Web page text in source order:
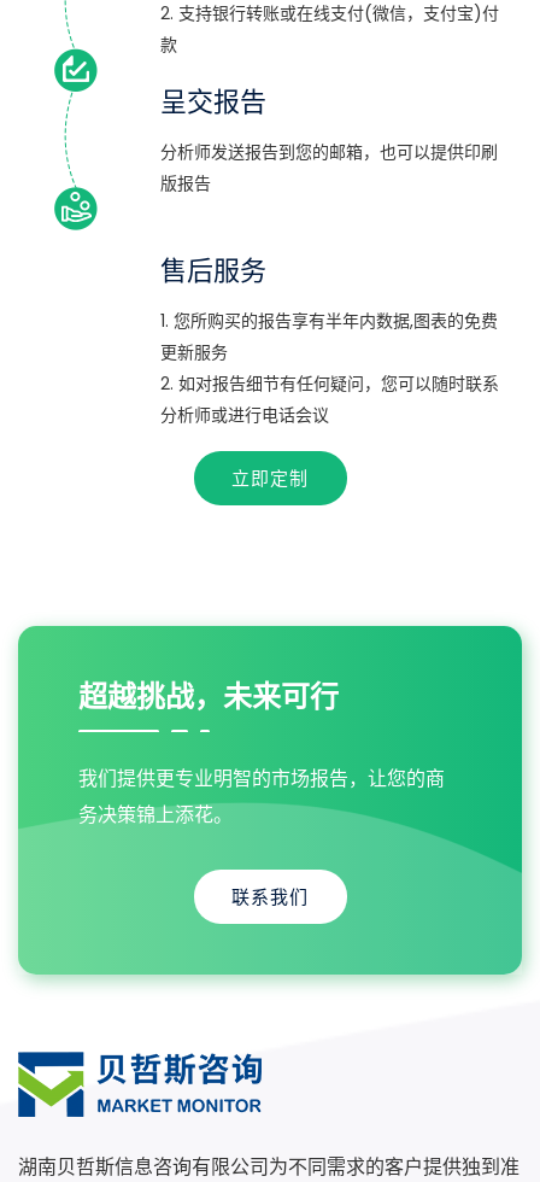
2. 支持银行转账或在线支付(微信，支付宝)付
款
呈交报告
分析师发送报告到您的邮箱，也可以提供印刷
版报告
售后服务
1. 您所购买的报告享有半年内数据,图表的免费
更新服务
2. 如对报告细节有任何疑问，您可以随时联系
分析师或进行电话会议
立即定制
超越挑战，未来可行
我们提供更专业明智的市场报告，让您的商
务决策锦上添花。
联系我们
湖南贝哲斯信息咨询有限公司为不同需求的客户提供独到准